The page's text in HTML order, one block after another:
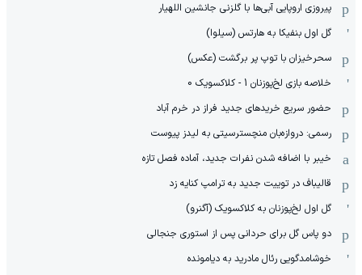
پیروزی اروپایی آبی‌ها با گلزنی جانشین اللهیار
گل اول بنفیکا به هارتس (سیلوا)
سحرخیزان با توپ پر برگشت (عکس)
خلاصه بازی لخ‌پوزنان 1 - کلاکسویک 0
حضور سریع خریدهای جدید فراز در خرم آباد
رسمی: دروازه‌بان منچسترسیتی به لیدز پیوست
خیبر با اضافه شدن نفرات جدید، آماده فصل تازه
قالیباف در توییت جدید به ترامپ کنایه زد
گل اول لخ‌پوزنان به کلاکسویک (آگنرو)
دو پاس گل برای حردانی پس از استوری جنجالی
خوشامدگویی رئال مادرید به دیامونده